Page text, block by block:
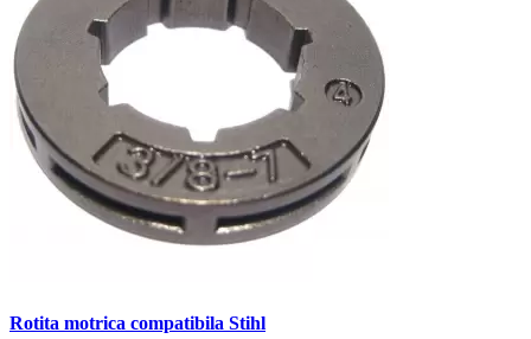
Rotita motrica compatibila Stihl